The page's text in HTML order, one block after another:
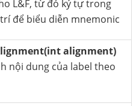
L&F, từ đó ký tự trong
để biểu diễn mnemonic
alignment)
nội dung của label theo